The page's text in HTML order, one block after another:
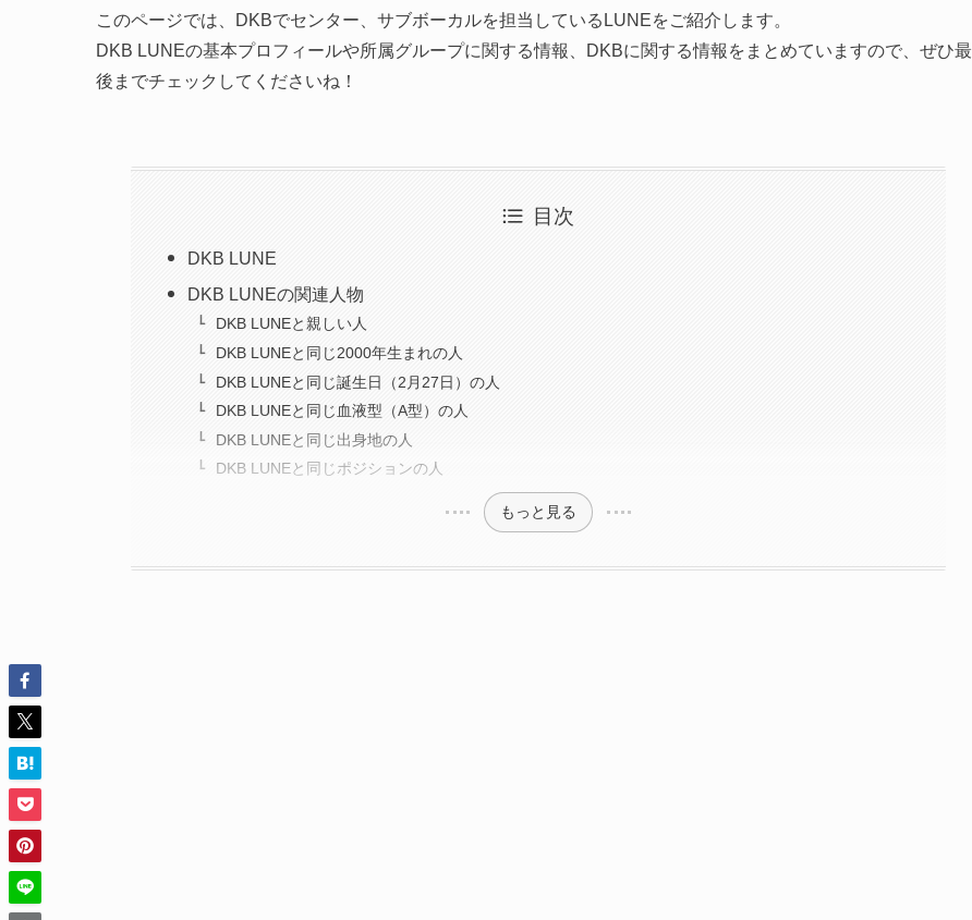
このページでは、DKBでセンター、サブボーカルを担当しているLUNEをご紹介します。
DKB LUNEの基本プロフィールや所属グループに関する情報、DKBに関する情報をまとめていますので、ぜひ最
後までチェックしてくださいね！
目次
DKB LUNE
DKB LUNEの関連人物
DKB LUNEと親しい人
DKB LUNEと同じ2000年生まれの人
DKB LUNEと同じ誕生日（2月27日）の人
DKB LUNEと同じ血液型（A型）の人
DKB LUNEと同じ出身地の人
DKB LUNEと同じポジションの人
もっと見る